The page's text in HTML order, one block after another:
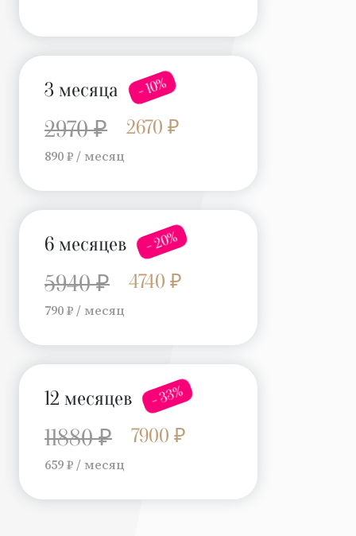
3 месяца - 10%
2970 ₽ 2670 ₽
890 ₽ / месяц
6 месяцев - 20%
5940 ₽ 4740 ₽
790 ₽ / месяц
12 месяцев - 33%
11880 ₽ 7900 ₽
659 ₽ / месяц